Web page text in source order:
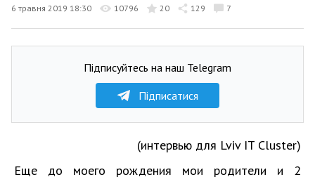
6 травня 2019 18:30 10796 20 129 7
Підписуйтесь на наш Telegram
Підписатися
(интервью для Lviv IT Cluster)
Еще до моего рождения мои родители и 2